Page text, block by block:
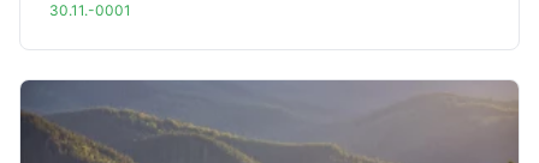
30.11.-0001